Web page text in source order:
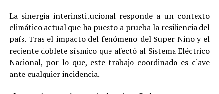
La sinergia interinstitucional responde a un contexto
climático actual que ha puesto a prueba la resiliencia del
país. Tras el impacto del fenómeno del Super Niño y el
reciente doblete sísmico que afectó al Sistema Eléctrico
Nacional, por lo que, este trabajo coordinado es clave
ante cualquier incidencia.